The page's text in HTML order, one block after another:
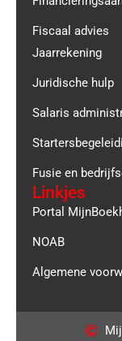
Fiscaal advies
Jaarrekening
Juridische hulp
Salaris
Fusie en
Linkjes
Portal
NOAB
Algemene